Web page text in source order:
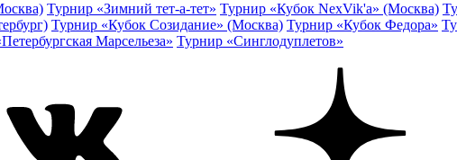
Турнир «Зимний тет-а-тет» Турнир «Кубок NexVik'a» (Москва)
Турнир «Кубок Созидание» (Москва) Турнир «Кубок Федора»
Марсельеза» Турнир «Синглодуплетов»